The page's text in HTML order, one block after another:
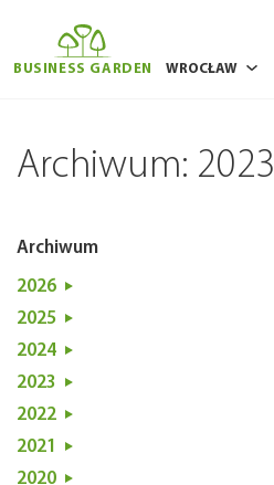
BUSINESS GARDEN WROCŁAW
POZNAŃ
WILNO
WARSZAWA
Archiwum: 2023
Archiwum
2026
2025
2024
2023
2022
2021
2020